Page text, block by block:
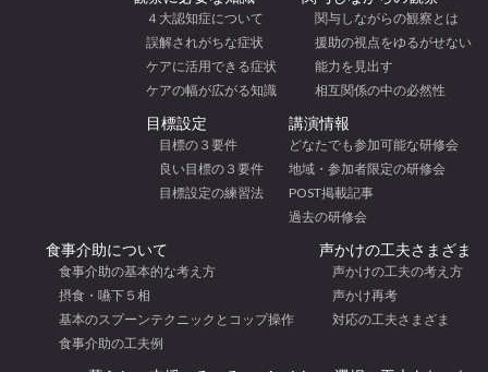
４大認知症について
誤解されがちな症状
ケアに活用できる症状
ケアの幅が広がる知識
関与しながらの観察とは
援助の視点をゆるがせない
能力を見出す
相互関係の中の必然性
目標設定
目標の３要件
良い目標の３要件
目標設定の練習法
講演情報
どなたでも参加可能な研修会
地域・参加者限定の研修会
POST掲載記事
過去の研修会
食事介助について
食事介助の基本的な考え方
摂食・嚥下５相
基本のスプーンテクニックとコップ操作
食事介助の工夫例
声かけの工夫さまざま
声かけの工夫の考え方
声かけ再考
対応の工夫さまざま